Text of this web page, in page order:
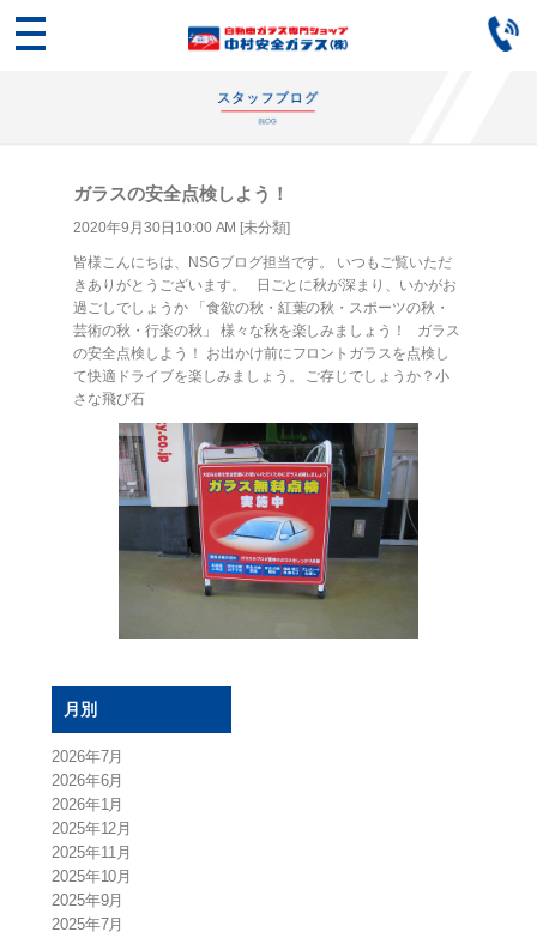
ガラスの安全点検しよう！
2020年9月30日10:00 AM [未分類]
皆様こんにちは、NSGブログ担当です。 いつもご覧いただ
きありがとうございます。 日ごとに秋が深まり、いかがお
過ごしでしょうか 「食欲の秋・紅葉の秋・スポーツの秋・
芸術の秋・行楽の秋」 様々な秋を楽しみましょう！ ガラス
の安全点検しよう！ お出かけ前にフロントガラスを点検し
て快適ドライブを楽しみましょう。 ご存じでしょうか？小
さな飛び石
月別
2026年7月
2026年6月
2026年1月
2025年12月
2025年11月
2025年10月
2025年9月
2025年7月